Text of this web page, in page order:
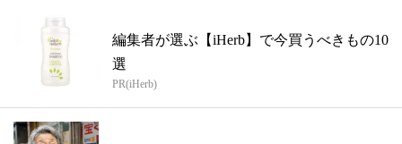
編集者が選ぶ【iHerb】で今買うべきもの10
選
PR(iHerb)